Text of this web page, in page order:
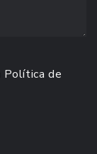
Política de